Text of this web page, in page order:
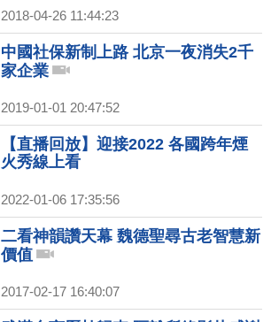
2018-04-26 11:44:23
中國社保新制上路 北京一夜消失2千
家企業
2019-01-01 20:47:52
【直播回放】迎接2022 各國跨年煙
火秀線上看
2022-01-06 17:35:56
二看神韻讚天幕 魏德聖尋古老智慧新
價值
2017-02-17 16:40:07